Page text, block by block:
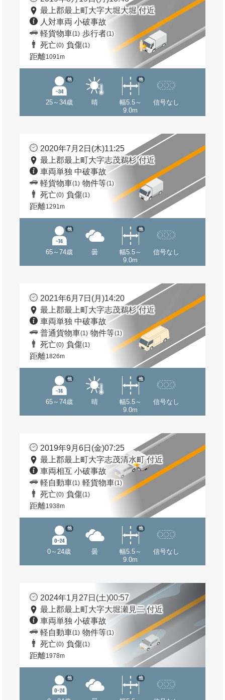
最上郡最上町大字大堀大堀 付近
人対車両 小破事故
軽貨物車(1) 歩行者(1)
死亡(0) 負傷(1)
距離1091m
25～34歳
他
晴
幅5.5～
9.0m
他
信号なし
2020年7月2日(木)11:25
最上郡最上町大字志茂鵜杉 付近
車両単独 中破事故
軽貨物車(1) 物件等(1)
死亡(0) 負傷(1)
距離1291m
65～74歳
他
曇
幅5.5～
9.0m
他
信号なし
2021年6月7日(月)14:20
最上郡最上町大字志茂鵜杉 付近
車両単独 中破事故
普通貨物車(1) 物件等(1)
死亡(0) 負傷(1)
距離1826m
65～74歳
他
晴
幅5.5～
9.0m
他
信号なし
2019年9月6日(金)07:25
最上郡最上町大字志茂清水町 付近
車両相互 小破事故
軽自動車(1) 軽貨物車(1)
死亡(0) 負傷(1)
距離1938m
0～24歳
他
曇
幅5.5～
9.0m
他
信号なし
2024年1月27日(土)00:57
最上郡最上町大字大堀瀬見二 付近
車両単独 小破事故
軽自動車(1) 物件等(1)
死亡(0) 負傷(1)
距離1978m
他 他